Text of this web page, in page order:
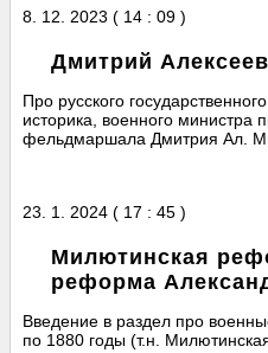
8. 12. 2023 ( 14 : 09 )
Дмитрий
Про русского
историка, военного министра
фельдмаршала Дмитрия Ал.
23. 1. 2024 ( 17 : 45 )
Милютинская
реформа
Введение в раздел про
по 1880 годы (т.н.